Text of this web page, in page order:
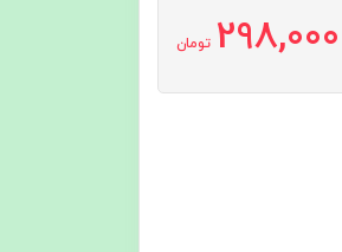
298,000 تومان